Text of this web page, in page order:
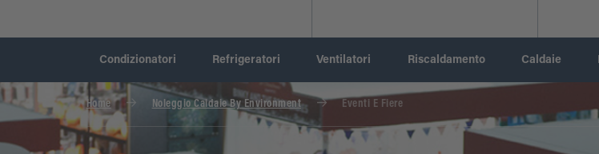
Condizionatori Refrigeratori Ventilatori Riscaldamento Caldaie
Home Noleggio Caldaie By Environment Eventi E Fiere